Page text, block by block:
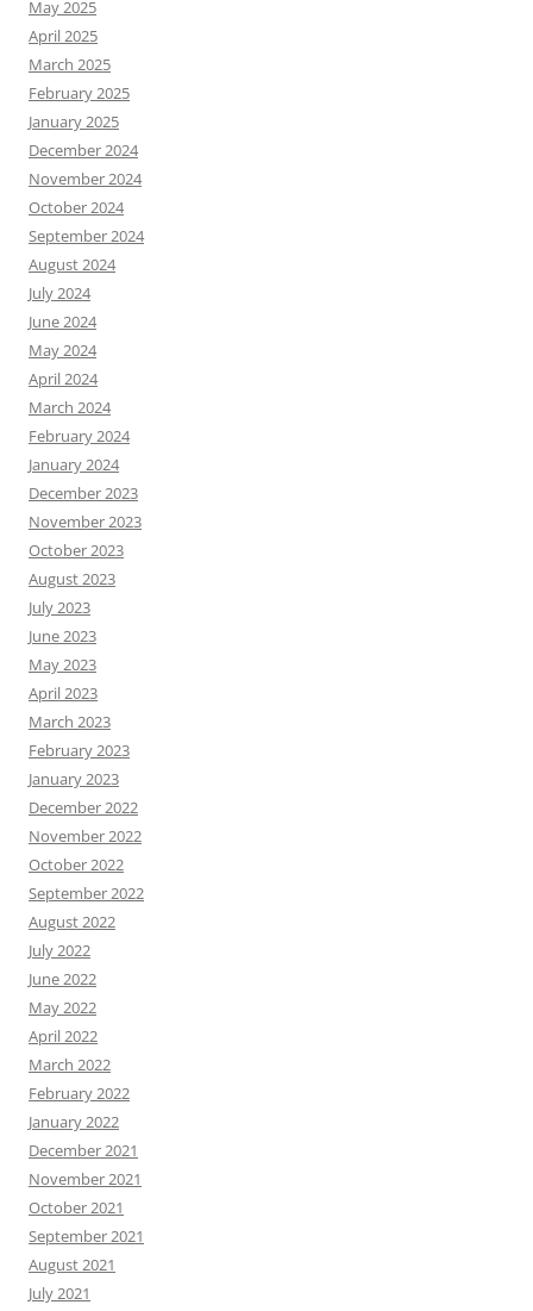
May 2025
April 2025
March 2025
February 2025
January 2025
December 2024
November 2024
October 2024
September 2024
August 2024
July 2024
June 2024
May 2024
April 2024
March 2024
February 2024
January 2024
December 2023
November 2023
October 2023
August 2023
July 2023
June 2023
May 2023
April 2023
March 2023
February 2023
January 2023
December 2022
November 2022
October 2022
September 2022
August 2022
July 2022
June 2022
May 2022
April 2022
March 2022
February 2022
January 2022
December 2021
November 2021
October 2021
September 2021
August 2021
July 2021